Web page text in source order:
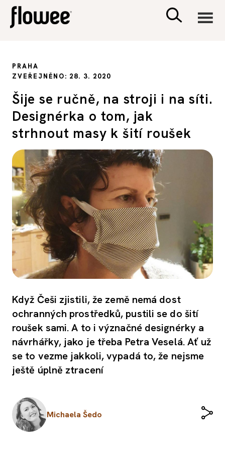
PSYCHOLOGIE
SEX A VZTAHY
PORADNA
PRAHA
ZVEŘEJNĚNO: 28. 3. 2020
Šije se ručně, na stroji i na síti.
Designérka o tom, jak
strhnout masy k šití roušek
Když Češi zjistili, že země nemá dost
ochranných prostředků, pustili se do šití
roušek sami. A to i význačné designérky a
návrhářky, jako je třeba Petra Veselá. Ať už
se to vezme jakkoli, vypadá to, že nejsme
ještě úplně ztracení
Michaela Šedo